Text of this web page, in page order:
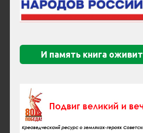
И память книга оживит